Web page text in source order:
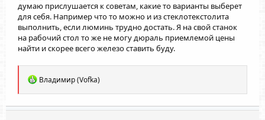
не только карандашом рисовать.
А тогда надо все переделывать кардинально
думаю прислушается к советам, какие то варианты выберет
для себя. Например что то можно и из стеклотекстолита
выполнить, если люминь трудно достать. Я на свой станок
на рабочий стол то же не могу дюраль приемлемой цены
найти и скорее всего железо ставить буду.
Р
а
к
Владимир (Vofka)